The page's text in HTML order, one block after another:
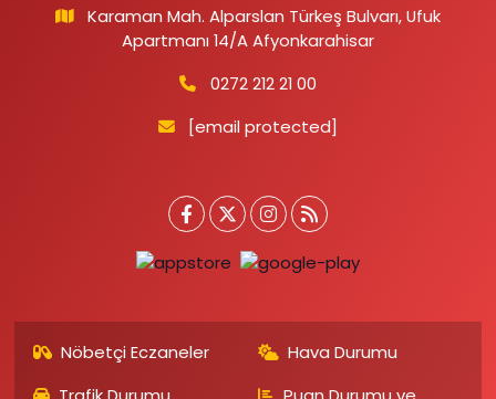
Karaman Mah. Alparslan Türkeş Bulvarı, Ufuk
Apartmanı 14/A Afyonkarahisar
0272 212 21 00
[email protected]
Nöbetçi Eczaneler
Hava Durumu